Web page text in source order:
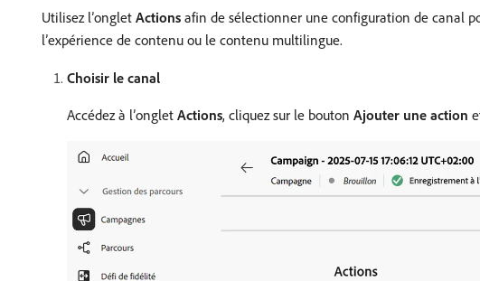
Utilisez l’onglet Actions afin de sélectionner une configuration de canal
l’expérience de contenu ou le contenu multilingue.
Choisir le canal
Accédez à l’onglet Actions, cliquez sur le bouton Ajouter une action